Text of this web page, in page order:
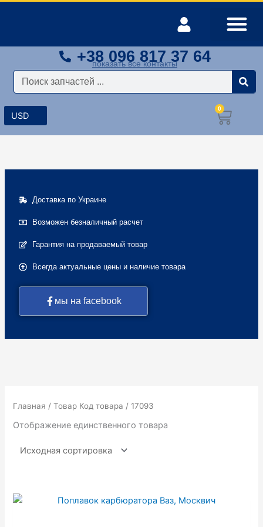
+38 096 817 37 64
показать все контакты
Поиск
0
Доставка по Украине
Возможен безналичный расчет
Гарантия на продаваемый товар
Всегда актуальные цены и наличие товара
мы на facebook
Главная / Товар Код товара / 17093
Отображение единственного товара